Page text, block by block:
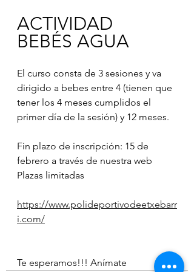
ACTIVIDAD
BEBÉS AGUA
El curso consta de 3 sesiones y va
dirigido a bebes entre 4 (tienen que
tener los 4 meses cumplidos el
primer día de la sesión) y 12 meses.
Fin plazo de inscripción: 15 de
febrero a través de nuestra web
Plazas limitadas
https://www.polideportivodeetxebarr
i.com/
Te esperamos!!! Anímate